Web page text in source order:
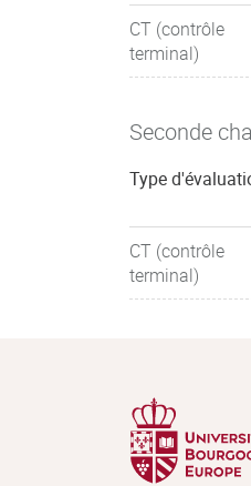
CT (contrôle
terminal)
Seconde
Type
CT (contrôle
terminal)